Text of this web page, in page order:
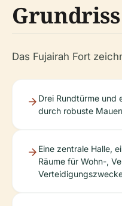
Grundriss
Das Fujairah Fort
Drei Rundtürme und
durch robuste
Eine zentrale Halle,
Räume für Wohn-,